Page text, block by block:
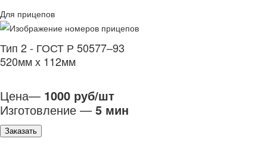
Для прицепов
Тип 2 - ГОСТ Р 50577–93
520мм х 112мм
Цена— 1000 руб/шт
Изготовление — 5 мин
Заказать